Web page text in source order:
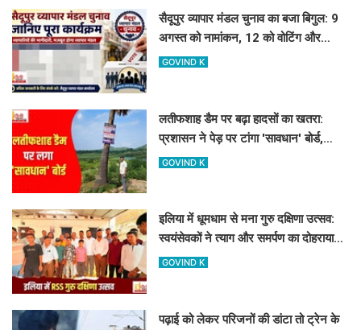
सैदूपुर व्यापार मंडल चुनाव का बजा बिगुल: 9
अगस्त को नामांकन, 12 को वोटिंग और
नतीजे
GOVIND K
लतीफशाह डैम पर बढ़ा हादसों का खतरा:
प्रशासन ने पेड़ पर टांगा 'सावधान' बोर्ड,
पर्यटकों से की यह अपील
GOVIND K
इलिया में धूमधाम से मना गुरु दक्षिणा उत्सव:
स्वयंसेवकों ने त्याग और समर्पण का दोहराया
संकल्प
GOVIND K
पढ़ाई को लेकर परिजनों की डांटा तो ट्रेन के